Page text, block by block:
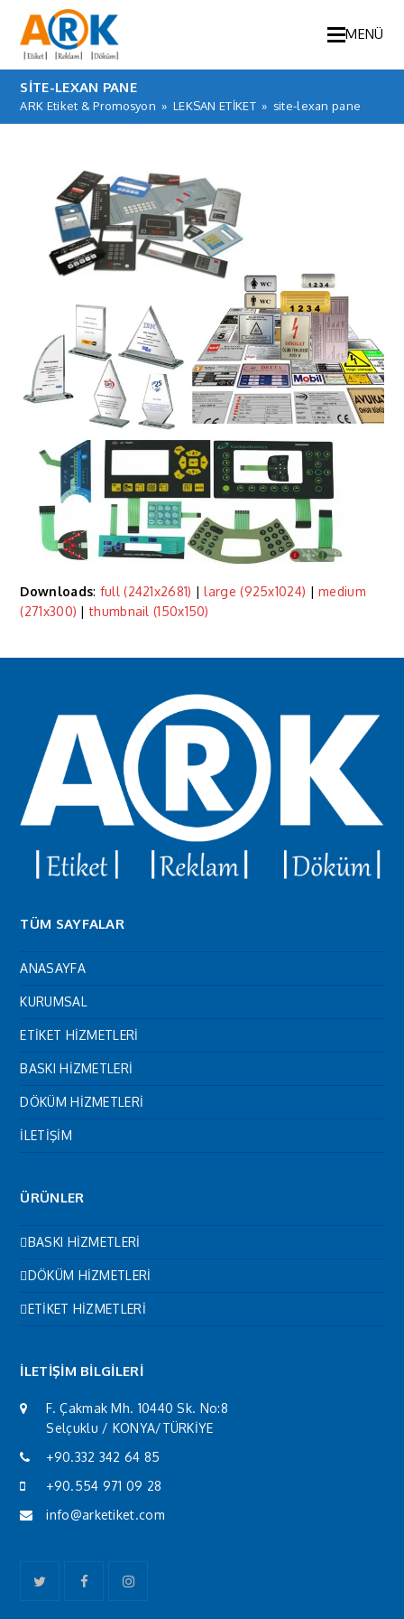
MENÜ
SITE-LEXAN PANE
ARK Etiket & Promosyon » LEKSAN ETİKET » site-lexan pane
Downloads: full (2421x2681) |large (925x1024) |medium
(271x300) |thumbnail (150x150)
TÜM SAYFALAR
ANASAYFA
KURUMSAL
ETİKET HİZMETLERİ
BASKI HİZMETLERİ
DÖKÜM HİZMETLERİ
İLETİŞİM
ÜRÜNLER
BASKI HİZMETLERİ
DÖKÜM HİZMETLERİ
ETİKET HİZMETLERİ
İLETİŞİM BİLGİLERİ
F. Çakmak Mh. 10440 Sk. No:8
Selçuklu / KONYA/TÜRKİYE
+90.332 342 64 85
+90.554 971 09 28
info@arketiket.com
TwitterFacebookInstagram